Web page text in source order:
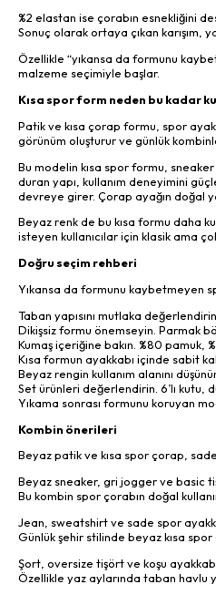
%2 elastan ise çorabın esnekliğini
Sonuç olarak ortaya çıkan
Özellikle “yıkansa da formunu
malzeme seçimiyle başlar.
Kısa spor form neden bu kadar
Patik ve kısa çorap formu, spor
görünüm oluşturur ve günlük
Bu modelin kısa spor formu,
duran yapı, kullanım deneyimini
devreye girer. Çorap ayağın doğal
Beyaz renk de bu kısa formu daha
isteyen kullanıcılar için klasik ama
Doğru seçim rehberi
Yıkansa da formunu kaybetmeyen
Taban yapısını mutlaka
Dikişsiz formu önemseyin. Parmak
Kumaş içeriğine bakın. %80 pamuk,
Kısa formun ayakkabı içinde sabit
Beyaz rengin kullanım alanını
Set ürünleri değerlendirin. 6’lı kutu,
Yıkama sonrası formunu koruyan
Kombin önerileri
Beyaz patik ve kısa spor çorap,
Beyaz sneaker, gri jogger ve basic
Bu kombin spor çorabın doğal
Jean, sweatshirt ve sade spor
Günlük şehir stilinde beyaz kısa
Şort, oversize tişört ve koşu
Özellikle yaz aylarında taban havlu